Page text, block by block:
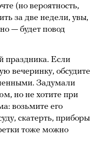
(но вероятность,
за две недели, увы,
— будет повод
праздника. Если
вечеринку, обсудите
Задумали
но не хотите при
возьмите его
скатерть, приборы
тоже можно